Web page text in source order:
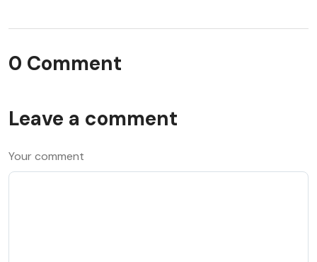
0 Comment
Leave a comment
Your comment